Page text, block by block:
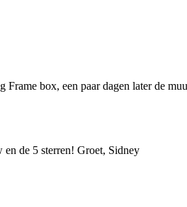
box, een paar dagen later de
de 5 sterren! Groet, Sidney